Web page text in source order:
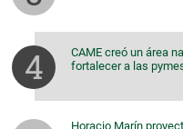
CAME creó un área
fortalecer a las
Horacio Marín